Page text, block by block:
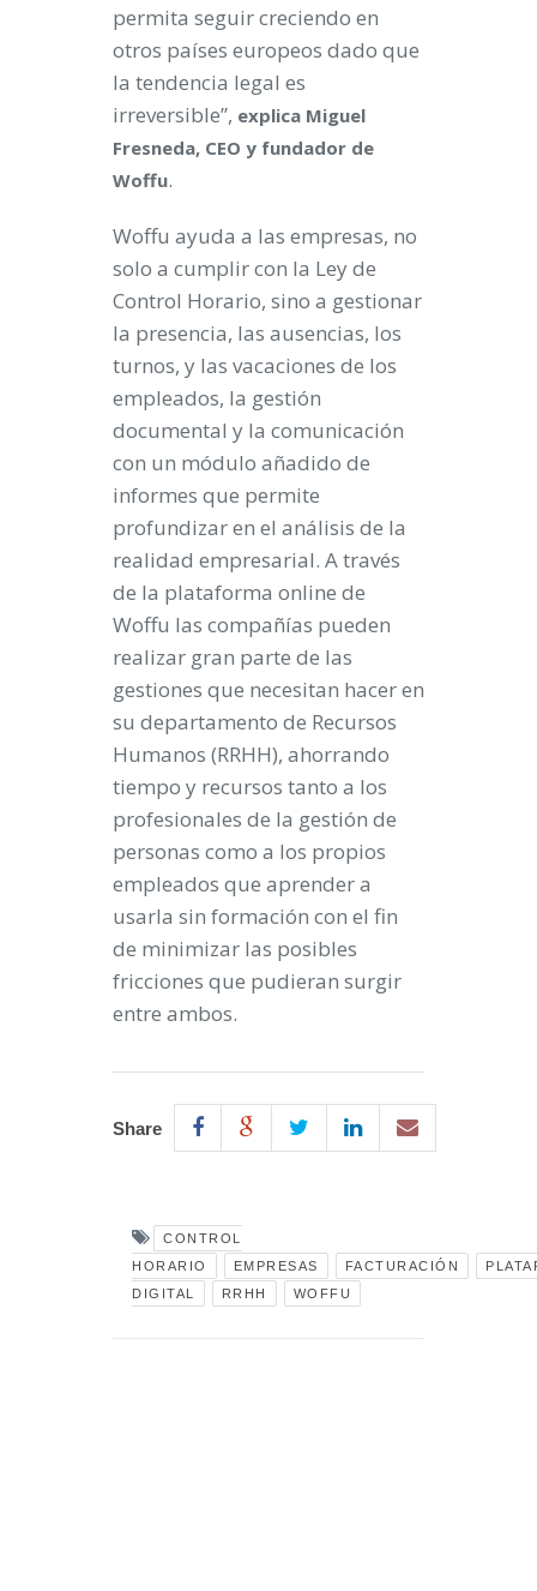
permita seguir creciendo en
otros países europeos dado que
la tendencia legal es
irreversible”, explica Miguel
Fresneda, CEO y fundador de
Woffu.
Woffu ayuda a las empresas, no
solo a cumplir con la Ley de
Control Horario, sino a gestionar
la presencia, las ausencias, los
turnos, y las vacaciones de los
empleados, la gestión
documental y la comunicación
con un módulo añadido de
informes que permite
profundizar en el análisis de la
realidad empresarial. A través
de la plataforma online de
Woffu las compañías pueden
realizar gran parte de las
gestiones que necesitan hacer en
su departamento de Recursos
Humanos (RRHH), ahorrando
tiempo y recursos tanto a los
profesionales de la gestión de
personas como a los propios
empleados que aprender a
usarla sin formación con el fin
de minimizar las posibles
fricciones que pudieran surgir
entre ambos.
Share
CONTROL
HORARIO
EMPRESAS FACTURACIÓN
DIGITAL
RRHH WOFFU